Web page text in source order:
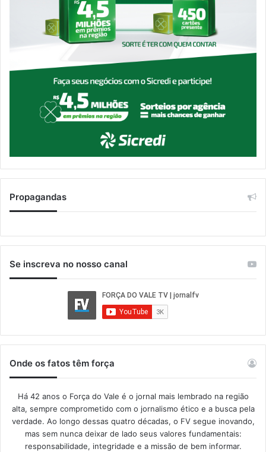
Propagandas
Se inscreva no nosso canal
Onde os fatos têm força
Há 42 anos o Força do Vale é o jornal mais lembrado na região
alta, sempre comprometido com o jornalismo ético e a busca pela
verdade. Ao longo dessas quatro décadas, o FV segue inovando,
mas sem nunca deixar de lado seus valores fundamentais:
responsabilidade, integridade e a missão de bem informar.​